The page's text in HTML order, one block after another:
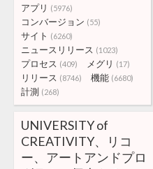
アプリ (5976)
コンバージョン (55)
サイト (6260)
ニュースリリース (1023)
プロセス (409) メグリ (17)
リリース (8746) 機能 (6680)
計測 (268)
UNIVERSITY of
CREATIVITY、リコ
ー、アートアンドプロ